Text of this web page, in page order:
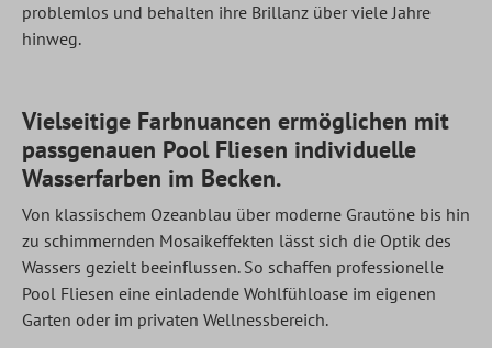
problemlos und behalten ihre Brillanz über viele Jahre
hinweg.
Vielseitige Farbnuancen ermöglichen mit
passgenauen Pool Fliesen individuelle
Wasserfarben im Becken.
Von klassischem Ozeanblau über moderne Grautöne bis hin
zu schimmernden Mosaikeffekten lässt sich die Optik des
Wassers gezielt beeinflussen. So schaffen professionelle
Pool Fliesen eine einladende Wohlfühloase im eigenen
Garten oder im privaten Wellnessbereich.